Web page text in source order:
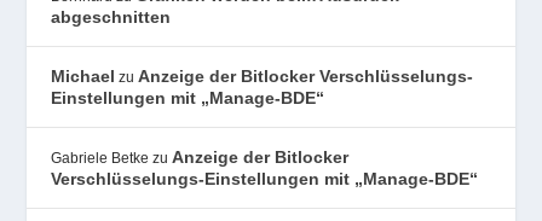
abgeschnitten
Michael zuAnzeige der Bitlocker Verschlüsselungs-
Einstellungen mit „Manage-BDE“
Gabriele Betke zuAnzeige der Bitlocker
Verschlüsselungs-Einstellungen mit „Manage-BDE“